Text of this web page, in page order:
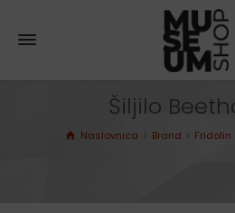
Šiljilo
Naslovnica Brand Fridolin